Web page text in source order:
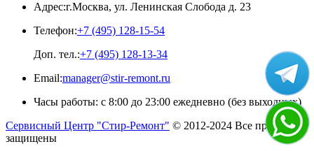
Адрес:г.Москва, ул. Ленинская Слобода д. 23
Телефон:+7 (495) 128-15-54
Доп. тел.:+7 (495) 128-13-34
Email:manager@stir-remont.ru
Часы работы: с 8:00 до 23:00 ежедневно (без выходных)
Сервисный Центр "Стир-Ремонт" © 2012-2024 Все права
защищены